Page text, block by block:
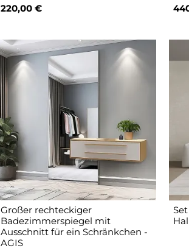
220,00 €
Großer rechteckiger
Badezimmerspiegel mit
Ausschnitt für ein Schränkchen -
AGIS